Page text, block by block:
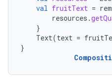
val fruitText =
resources .
}
Text(text =
}